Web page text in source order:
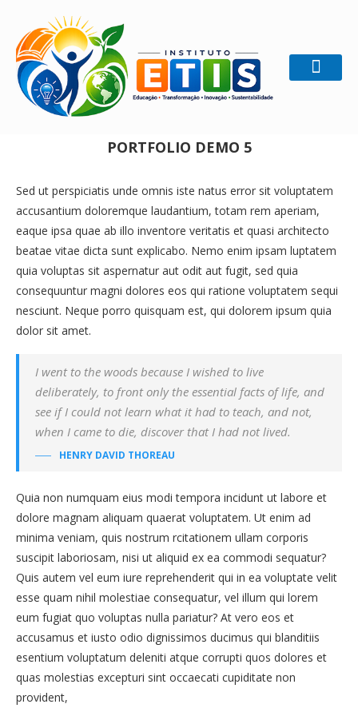
Home Photography
PORTFOLIO DEMO 5
Sed ut perspiciatis unde omnis iste natus error sit voluptatem
accusantium doloremque laudantium, totam rem aperiam,
eaque ipsa quae ab illo inventore veritatis et quasi architecto
beatae vitae dicta sunt explicabo. Nemo enim ipsam luptatem
quia voluptas sit aspernatur aut odit aut fugit, sed quia
consequuntur magni dolores eos qui ratione voluptatem sequi
nesciunt. Neque porro quisquam est, qui dolorem ipsum quia
dolor sit amet.
I went to the woods because I wished to live
deliberately, to front only the essential facts of life, and
see if I could not learn what it had to teach, and not,
when I came to die, discover that I had not lived.
HENRY DAVID THOREAU
Quia non numquam eius modi tempora incidunt ut labore et
dolore magnam aliquam quaerat voluptatem. Ut enim ad
minima veniam, quis nostrum rcitationem ullam corporis
suscipit laboriosam, nisi ut aliquid ex ea commodi sequatur?
Quis autem vel eum iure reprehenderit qui in ea voluptate velit
esse quam nihil molestiae consequatur, vel illum qui lorem
eum fugiat quo voluptas nulla pariatur? At vero eos et
accusamus et iusto odio dignissimos ducimus qui blanditiis
esentium voluptatum deleniti atque corrupti quos dolores et
quas molestias excepturi sint occaecati cupiditate non
provident,